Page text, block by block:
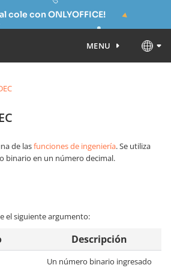
cole con ONLYOFFICE!
MENU
de lasfunciones de ingeniería. Se utiliza
binario en un número decimal.
el siguiente argumento:
Descripción
Un número binario ingresado